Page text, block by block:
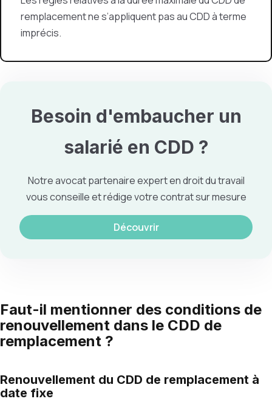
remplacement ne s’appliquent pas au CDD à terme
imprécis.
Besoin d'embaucher un
salarié en CDD ?
Notre avocat partenaire expert en droit du travail
vous conseille et rédige votre contrat sur mesure
Découvrir
Faut-il mentionner des conditions de
renouvellement dans le CDD de
remplacement ?
Renouvellement du CDD de remplacement à
date fixe